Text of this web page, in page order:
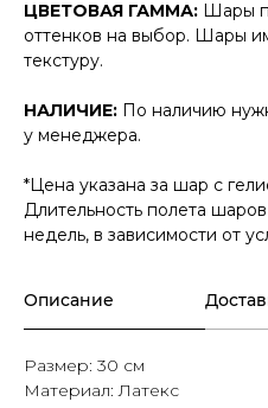
ЦВЕТОВАЯ ГАММА: Шары
оттенков на выбор. Шары
текстуру.
НАЛИЧИЕ: По наличию
у менеджера.
*Цена указана за шар с
Длительность полета
недель, в зависимости от
Описание
Размер: 30 см
Материал: Латекс